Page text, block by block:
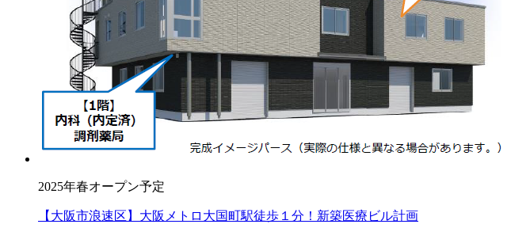
2025年春オープン予定
【大阪市浪速区】大阪メトロ大国町駅徒歩１分！新築医療ビル計画